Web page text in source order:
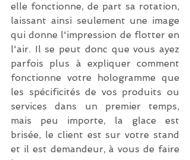
elle fonctionne, de part sa rotation,
laissant ainsi seulement une image
qui donne l'impression de flotter en
l'air. Il se peut donc que vous ayez
parfois plus à expliquer comment
fonctionne votre hologramme que
les spécificités de vos produits ou
services dans un premier temps,
mais peu importe, la glace est
brisée, le client est sur votre stand
et il est demandeur, à vous de faire